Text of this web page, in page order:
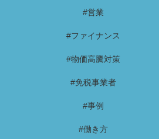
#営業
#ファイナンス
#物価高騰対策
#免税事業者
#事例
#働き方